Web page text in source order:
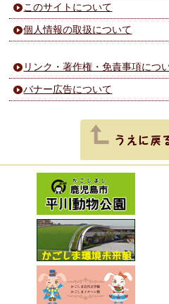
このサイトについて
個人情報の取扱について
リンク・著作権・免責事項につ
バナー広告について